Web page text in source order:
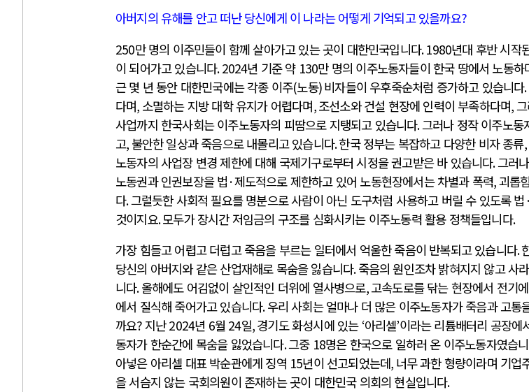
아버지의 유해를 안고 떠난 당신에게 이 나라는 어떻게 기억되고 있을까요?
250만 명의 이주민들이 함께 살아가고 있는 곳이 대한민국입니다. 1980년대 후반 시작
이 되어가고 있습니다. 2024년 기준 약 130만 명의 이주노동자들이 한국 땅에서 노동
근 몇 년 동안 대한민국에는 각종 이주(노동)비자들이 우후죽순처럼 증가하고 있습니다.
다며, 소멸하는 지방 대학 유지가 어렵다며,조선소와 건설 현장에 인력이 부족하다며,
사업까지 한국사회는 이주노동자의 피땀으로 지탱되고 있습니다.그러나 정작 이주노동
고, 불안한 일상과 죽음으로 내몰리고 있습니다.한국 정부는 복잡하고 다양한 비자 종류,
노동자의 사업장 변경 제한에 대해 국제기구로부터 시정을 권고받은 바 있습니다.그러
노동권과 인권보장을 법 ·제도적으로 제한하고 있어 노동현장에서는 차별과 폭력,괴롭
다.그럴듯한 사회적 필요를 명분으로 사람이 아닌 도구처럼 사용하고 버릴 수 있도록 법 ·
것이지요.모두가 장시간 저임금의 구조를 심화시키는 이주노동력 활용 정책들입니다.
가장 힘들고 어렵고 더럽고 죽음을 부르는 일터에서 억울한 죽음이 반복되고 있습니다.
당신의 아버지와 같은 산업재해로 목숨을 잃습니다.죽음의 원인조차 밝혀지지 않고 사
니다.올해에도 어김없이 살인적인 더위에 열사병으로,고속도로를 닦는 현장에서 전기
에서 질식해 죽어가고 있습니다.우리 사회는 얼마나 더 많은 이주노동자가 죽음과 고통
까요? 지난2024년 6월 24일,경기도 화성시에 있는 ‘아리셀’이라는 리튬배터리 공장에
동자가 한순간에 목숨을 잃었습니다.그중 18명은 한국으로 일하러 온 이주노동자였습
아넣은 아리셀 대표 박순관에게 징역 15년이 선고되었는데, 너무 과한 형량이라며 기업
을 서슴지 않는 국회의원이 존재하는 곳이 대한민국 의회의 현실입니다.